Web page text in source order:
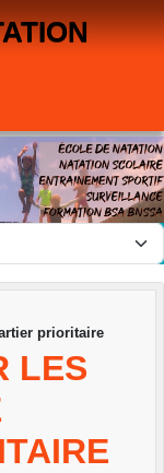
prioritaire
LES